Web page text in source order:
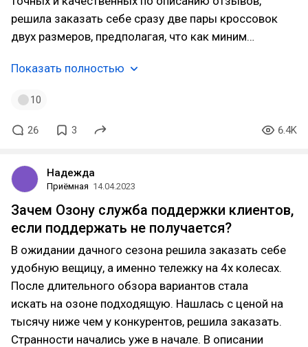
решила заказать себе сразу две пары кроссовок
двух размеров, предполагая, что как миним…
Показать полностью
10
26 3 6.4K
Надежда
Приёмная 14.04.2023
Зачем Озону служба поддержки клиентов,
если поддержать не получается?
В ожидании дачного сезона решила заказать себе
удобную вещицу, а именно тележку на 4х колесах.
После длительного обзора вариантов стала
искать на озоне подходящую. Нашлась с ценой на
тысячу ниже чем у конкурентов, решила заказать.
Странности начались уже в начале. В описании